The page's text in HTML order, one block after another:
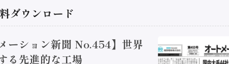
ダウンロード
ーション新聞 No.454】世界
る先進的な工場